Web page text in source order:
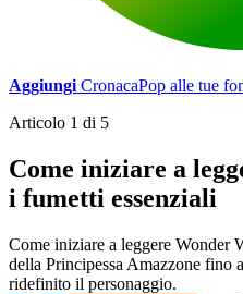
Aggiungi CronacaPop alle tue
Articolo 1 di 5
Come iniziare a
i fumetti essenziali
Come iniziare a leggere Wonder
della Principessa Amazzone fino
ridefinito il personaggio.